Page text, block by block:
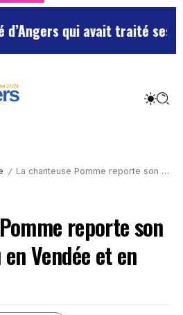
qui avait traité ses
/ La chanteuse Pomme reporte son concert prévu en Vendée et en Gironde
reporte son
Vendée et en